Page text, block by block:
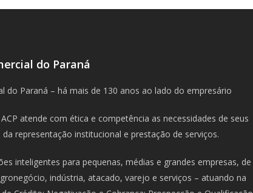
do Paraná
do Paraná – há mais de 130 anos ao lado do empresário
atende com ética e competência as necessidades de seus
representação institucional e prestação de serviços.
inteligentes para pequenas, médias e grandes empresas, de
indústria, atacado, varejo e serviços – atuando na